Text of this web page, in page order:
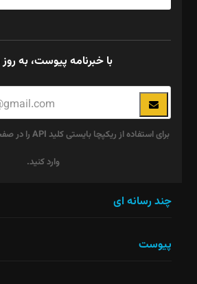
با خبرنامه پیوست، به روز
وارد کنید.
نباید
چند رسانه ای
پیوست